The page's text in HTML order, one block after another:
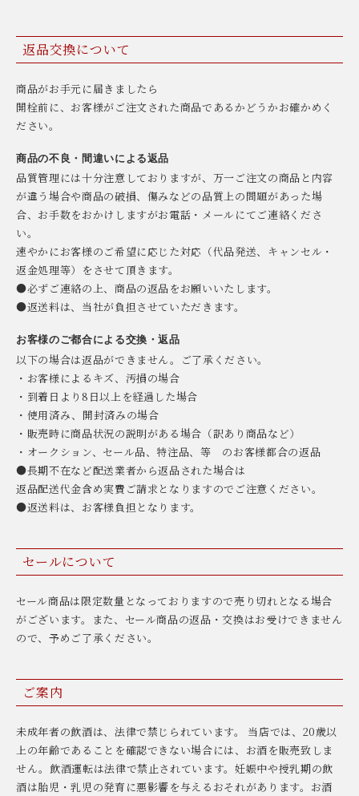
返品交換について
商品がお手元に届きましたら
開栓前に、お客様がご注文された商品であるかどうかお確かめく
ださい。
商品の不良・間違いによる返品
品質管理には十分注意しておりますが、万一ご注文の商品と内容
が違う場合や商品の破損、傷みなどの品質上の問題があった場
合、お手数をおかけしますがお電話・メールにてご連絡くださ
い。
速やかにお客様のご希望に応じた対応（代品発送、キャンセル・
返金処理等）をさせて頂きます。
●必ずご連絡の上、商品の返品をお願いいたします。
●返送料は、当社が負担させていただきます。
お客様のご都合による交換・返品
以下の場合は返品ができません。ご了承ください。
・お客様によるキズ、汚損の場合
・到着日より8日以上を経過した場合
・使用済み、開封済みの場合
・販売時に商品状況の説明がある場合（訳あり商品など）
・オークション、セール品、特注品、等 のお客様都合の返品
●長期不在など配送業者から返品された場合は
返品配送代金含め実費ご請求となりますのでご注意ください。
●返送料は、お客様負担となります。
セールについて
セール商品は限定数量となっておりますので売り切れとなる場合
がございます。また、セール商品の返品・交換はお受けできません
ので、予めご了承ください。
ご案内
未成年者の飲酒は、法律で禁じられています。 当店では、20歳以
上の年齢であることを確認できない場合には、お酒を販売致しま
せん。飲酒運転は法律で禁止されています。妊娠中や授乳期の飲
酒は胎児・乳児の発育に悪影響を与えるおそれがあります。お酒